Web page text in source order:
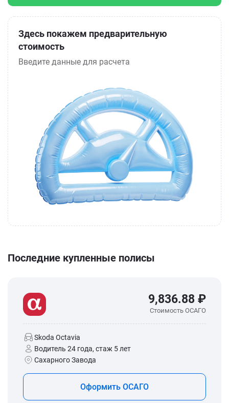
Здесь покажем предварительную
стоимость
Введите данные для расчета
Последние купленные полисы
9,836.88 ₽
Стоимость ОСАГО
Skoda Octavia
Водитель 24 года, стаж 5 лет
Сахарного Завода
Оформить ОСАГО